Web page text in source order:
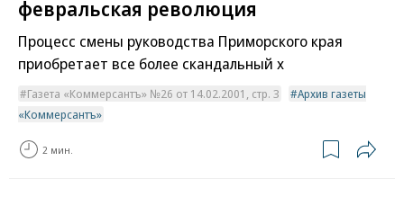
февральская революция
Процесс смены руководства Приморского края
приобретает все более скандальный х
Газета «Коммерсантъ» №26 от 14.02.2001, стр. 3
Архив газеты
«Коммерсантъ»
2 мин.